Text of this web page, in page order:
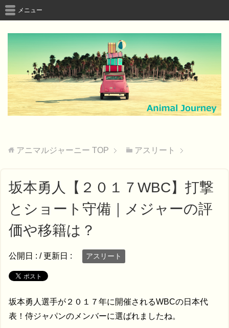
メニュー
アニマルジャーニー TOP アスリート
坂本勇人【２０１７WBC】打撃
とショート守備｜メジャーの評
価や移籍は？
公開日 : / 更新日 : アスリート
坂本勇人選手が２０１７年に開催されるWBCの日本代
表！侍ジャパンのメンバーに選ばれましたね。